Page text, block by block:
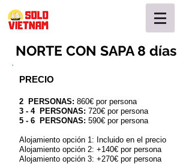
NORTE CON SAPA 8 días
PRECIO
2 PERSONAS: 860€ por persona
3 - 4 PERSONAS: 720€ por persona
5 - 6
PERSONAS: 590€ por persona
Alojamiento opción 1: Incluido en el precio
Alojamiento opción 2: +140€ por persona
Alojamiento opción 3: +270€ por persona